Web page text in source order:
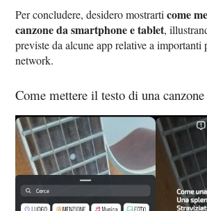
Per concludere, desidero mostrarticome
canzone da smartphone e tablet,
previste da alcune app relative a importanti
network.
Come mettere il testo di una